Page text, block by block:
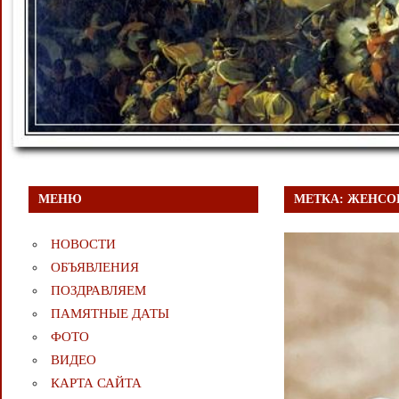
МЕТКА:
МЕНЮ
НОВОСТИ
ОБЪЯВЛЕНИЯ
ПОЗДРАВЛЯЕМ
ПАМЯТНЫЕ ДАТЫ
ФОТО
ВИДЕО
КАРТА САЙТА